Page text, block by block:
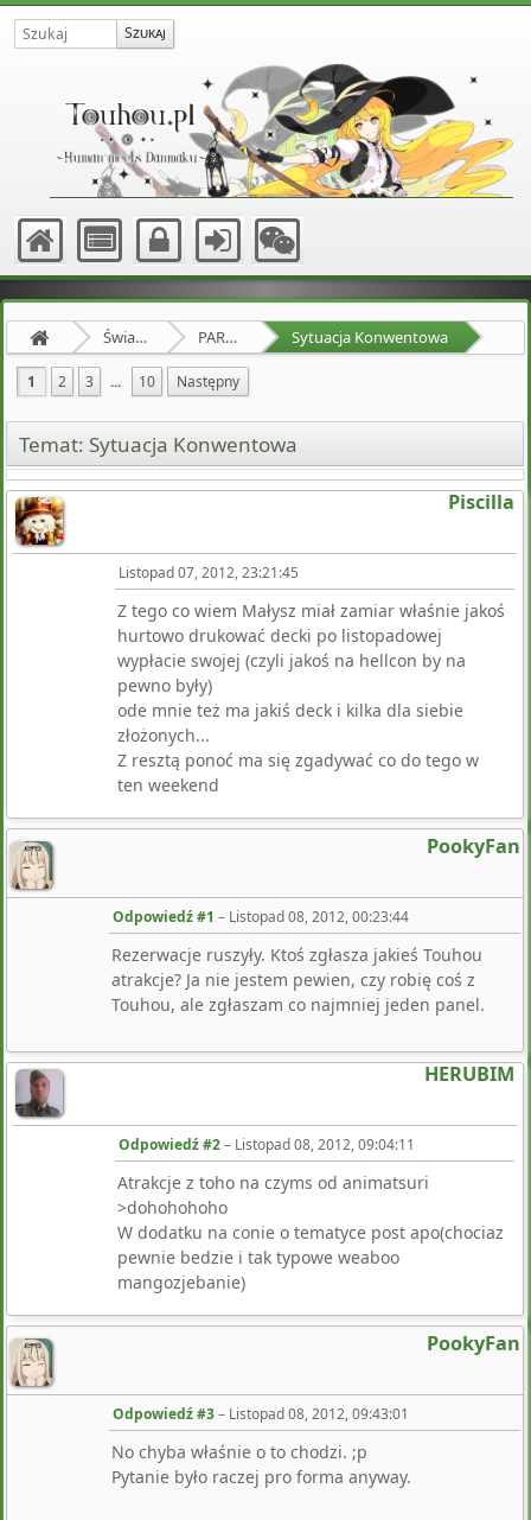
Świat Zewnętrzny PARTY HARD Sytuacja Konwentowa
1 2 3 ... 10 Następny
Temat: Sytuacja Konwentowa
Piscilla
Listopad 07, 2012, 23:21:45
Z tego co wiem Małysz miał zamiar właśnie jakoś
hurtowo drukować decki po listopadowej
wypłacie swojej (czyli jakoś na hellcon by na
pewno były)
ode mnie też ma jakiś deck i kilka dla siebie
złożonych...
Z resztą ponoć ma się zgadywać co do tego w
ten weekend
PookyFan
Odpowiedź #1 – Listopad 08, 2012, 00:23:44
Rezerwacje ruszyły. Ktoś zgłasza jakieś Touhou
atrakcje? Ja nie jestem pewien, czy robię coś z
Touhou, ale zgłaszam co najmniej jeden panel.
HERUBIM
Odpowiedź #2– Listopad 08, 2012, 09:04:11
Atrakcje z toho na czyms od animatsuri
>dohohohoho
W dodatku na conie o tematyce post apo(chociaz
pewnie bedzie i tak typowe weaboo
mangozjebanie)
PookyFan
Odpowiedź #3– Listopad 08, 2012, 09:43:01
No chyba właśnie o to chodzi. ;p
Pytanie było raczej pro forma anyway.